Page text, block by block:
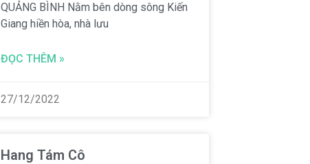
QUẢNG BÌNH Nằm bên dòng sông Kiến
Giang hiền hòa, nhà lưu
ĐỌC THÊM »
27/12/2022
Hang Tám Cô